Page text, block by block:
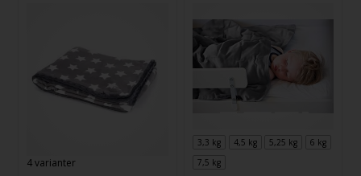
4 varianter
3,3 kg 4,5 kg 5,25 kg
6 kg
7,5 kg